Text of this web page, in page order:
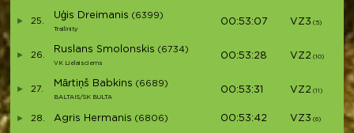
25.
Uģis Dreimanis (6399)
Trailinity
00:53:07 VZ3 (5)
26.
Ruslans Smolonskis (6734)
VK Lielaisciems
00:53:28 VZ2 (10)
27.
Mārtiņš Babkins (6689)
BALTAIS/SK BULTA
00:53:31 VZ2 (11)
28. Agris Hermanis (6806) 00:53:42 VZ3 (6)